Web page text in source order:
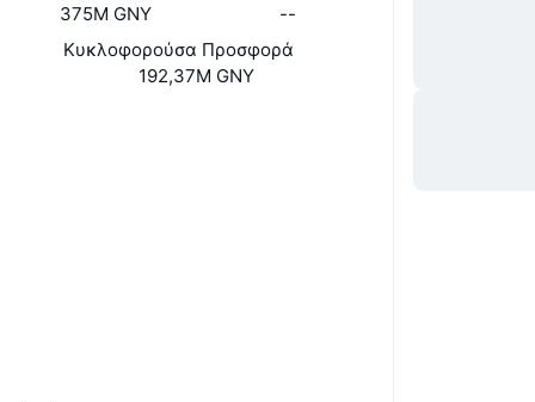
375M GNY
--
Κυκλοφορούσα Προσφορά
192,37M GNY